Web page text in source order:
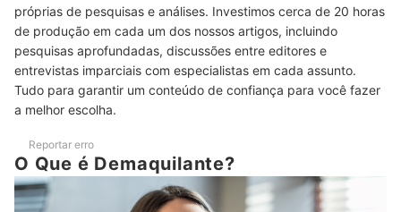
Perguntas Frequentes sobre Demaquilantes
O Demaquilante É Suficiente para Fazer a Limpeza Facial?
Usar Demaquilante Ajuda a Manter a Pele Jovem?
Conheça Outros Produtos para Remoção de Maquiagem e Limpeza
próprias de pesquisas e análises. Investimos cerca de 20 horas
de produção em cada um dos nossos artigos, incluindo
pesquisas aprofundadas, discussões entre editores e
entrevistas imparciais com especialistas em cada assunto.
Tudo para garantir um conteúdo de confiança para você fazer
a melhor escolha.
Reportar erro
O Que é Demaquilante?